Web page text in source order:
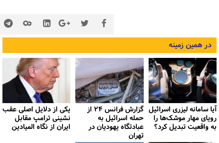
در همین زمینه
آیا سامانه لیزری اسرائیل
رویای مهار موشک‌ها را
به واقعیت تبدیل کرد؟
گزارش فرانس ۲۴ از
حمله اسرائیل به
عبادتگاه یهودیان در
تهران
یکی از دلایل اصلی عقب
نشینی ترامپ مقابل
ایران از نگاه المیادین